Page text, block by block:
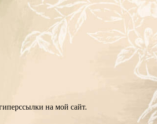
на мой сайт.